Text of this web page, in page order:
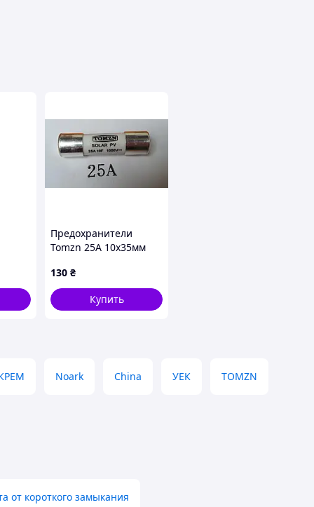
Предохранители
Tomzn 25А 10х35мм
солнечных панелей - 1
шт
130 ₴
Купить
Noark China УЕК TOMZN
от короткого замыкания